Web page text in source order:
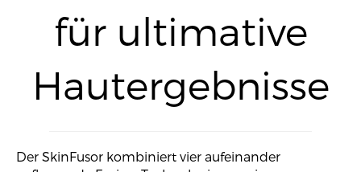
für ultimative
Hautergebnisse
Der SkinFusor kombiniert vier aufeinander